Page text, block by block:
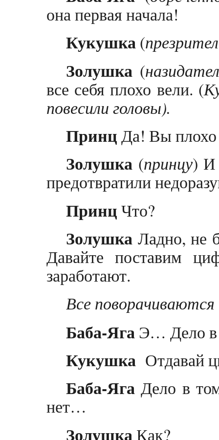
она первая начала!
Кукушка(
Золушка (
все себя плохо вели. (
повесили головы).
ПринцДа! Вы плохо
Золушка (принцу) И
предотвратили
ПринцЧто?
Золушка Ладно, не
Давайте поставим
заработают.
Все поворачиваются
Баба-ЯгаЭ… Дело
Кукушка Отдавай
Баба-Яга Дело в
нет…
ЗолушкаКак?